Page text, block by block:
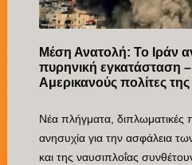
Μέση Ανατολή: Το Ιράν
πυρηνική εγκατάσταση
Αμερικανούς πολίτες της
Νέα πλήγματα, διπλωματικές
ανησυχία για την ασφάλεια
και της ναυσιπλοΐας